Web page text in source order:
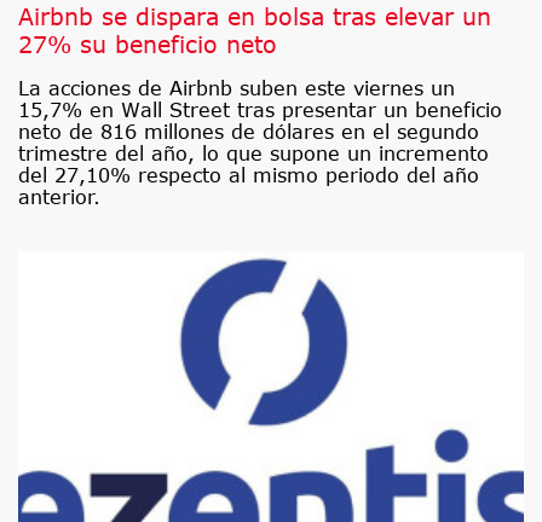
Airbnb se dispara en bolsa tras elevar un
27% su beneficio neto
La acciones de Airbnb suben este viernes un
15,7% en Wall Street tras presentar un beneficio
neto de 816 millones de dólares en el segundo
trimestre del año, lo que supone un incremento
del 27,10% respecto al mismo periodo del año
anterior.